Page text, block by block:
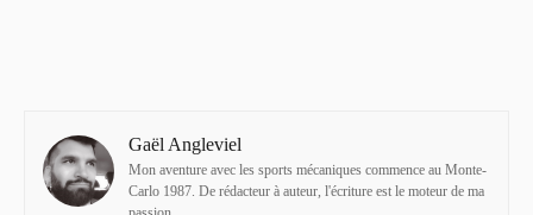
Gaël Angleviel
Mon aventure avec les sports mécaniques commence au Monte-
Carlo 1987. De rédacteur à auteur, l'écriture est le moteur de ma